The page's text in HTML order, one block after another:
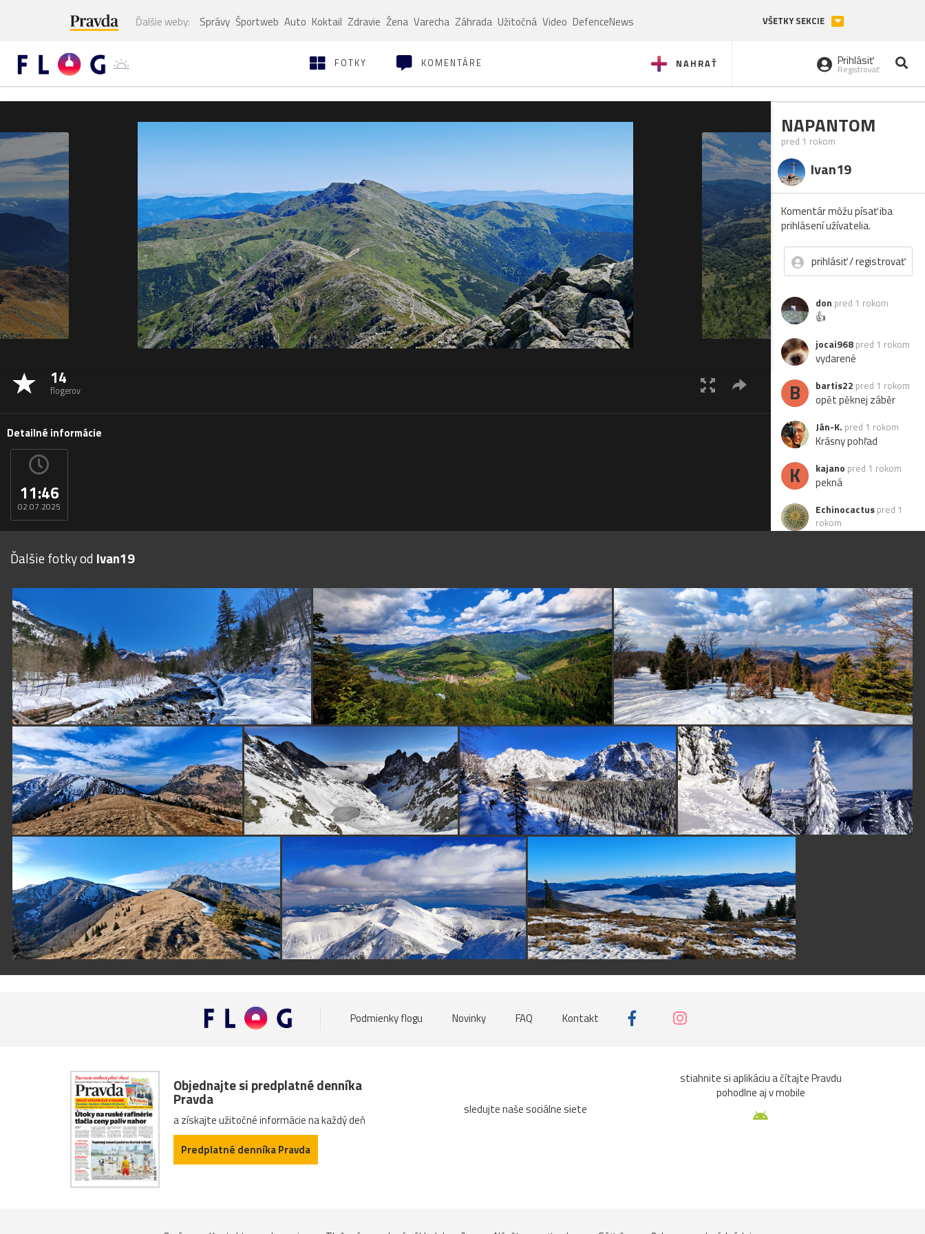
Ďalšie weby: Správy Športweb Auto Koktail Zdravie Žena Varecha Záhrada Užitočná Video DefenceNews VŠETKY SEKCIE
NAHRAŤ
FOTKY KOMENTÁRE Prihlásiť
Registrovať
14
flogerov
Detailné informácie
11:46
02.07.2025
NAPANTOM
pred 1 rokom
Ivan19
Komentár môžu písať iba
prihlásení užívatelia.
prihlásiť / registrovať
don pred 1 rokom
👍
jocai968 pred 1 rokom
vydarené
B bartis22 pred 1 rokom
opět pěknej záběr
Ján-K. pred 1 rokom
Krásny pohľad
K kajano pred 1 rokom
pekná
Echinocactus pred 1
rokom
Ďalšie fotky od Ivan19
Podmienky flogu Novinky FAQ Kontakt
Objednajte si predplatné denníka
Pravda
a získajte užitočné informácie na každý deň
Predplatné denníka Pravda
sledujte naše sociálne siete
stiahnite si aplikáciu a čítajte Pravdu
pohodlne aj v mobile